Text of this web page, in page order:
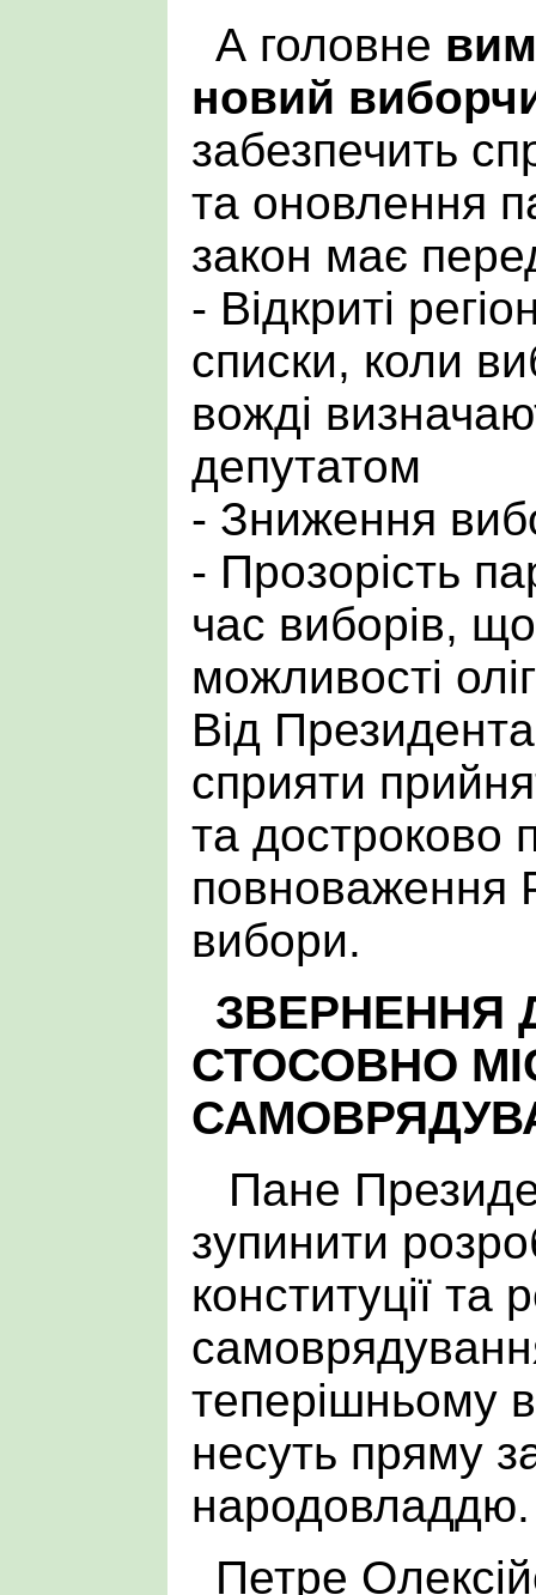
А головне
новий
забезпечить
та оновлення
закон має
- Відкриті
списки, коли
вожді
депутатом
- Зниження
- Прозорість
час виборів,
можливості
Від
сприяти
та достроково
повноваження
вибори.
ЗВЕРНЕННЯ
СТОСОВНО
Пане
зупинити
конституції
теперішньому
несуть пряму
народовладдю.
Петре